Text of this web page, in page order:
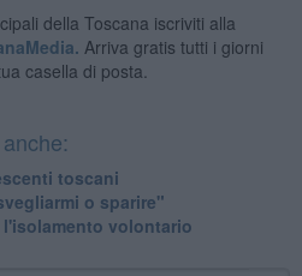
della Toscana iscriviti alla
Arriva gratis tutti i giorni
casella di posta.
toscani
o sparire"
volontario